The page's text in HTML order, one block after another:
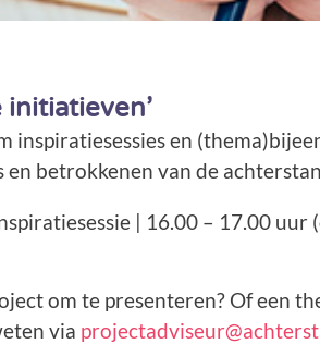
initiatieven’
inspiratiesessies en
betrokkenen van de
| 16.00 – 17.00 uur
om te presenteren? Of een
via